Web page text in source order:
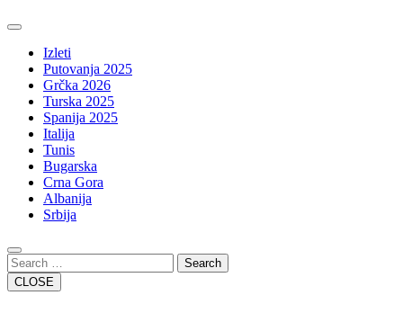
Open
ButtonIzleti
Putovanja 2025
Grčka 2026
Turska 2025
Spanija 2025
Italija
Tunis
Bugarska
Crna Gora
Albanija
Srbija
Close
Button
Search
CLOSE